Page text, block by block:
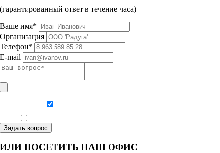
(гарантированный ответ в течение часа)
Ваше имя*
Организация
Телефон*
E-mail
Задать вопрос
ИЛИ ПОСЕТИТЬ НАШ ОФИС